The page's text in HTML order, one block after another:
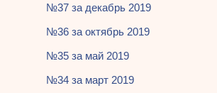
№37 за декабрь 2019
№36 за октябрь 2019
№35 за май 2019
№34 за март 2019